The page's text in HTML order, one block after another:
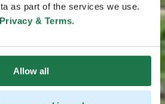
as part of the services we use.
& Terms.
Allow all